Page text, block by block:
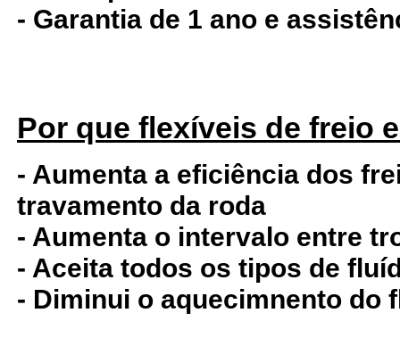
- Garantia de 1 ano e
Por que flexíveis de freio
- Aumenta a eficiência dos
travamento da roda
- Aumenta o intervalo entre
- Aceita todos os tipos de
- Diminui o aquecimnento do